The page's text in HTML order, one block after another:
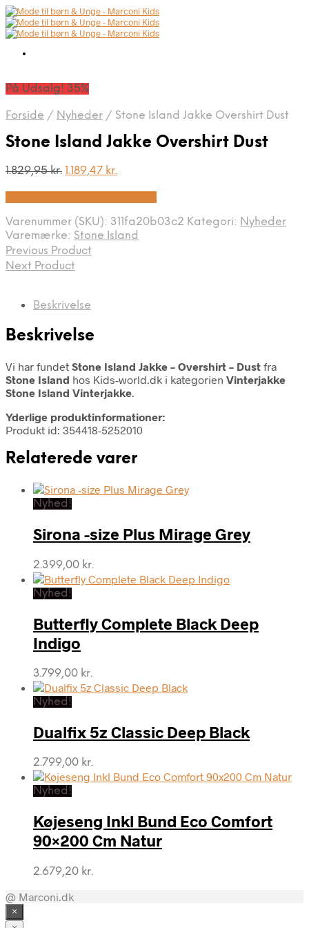
På Udsalg! 35%
Forside / Nyheder / Stone Island Jakke Overshirt Dust
Stone Island Jakke Overshirt Dust
1.829,95kr. Den
1.829,95 kr..
1.189,47 kr.Den
1.189,47 kr..
Varenummer (SKU): 311fa20b03c2 Kategori: Nyheder
Varemærke: Stone Island
Previous Product
Next Product
Beskrivelse
Beskrivelse
Vi har fundet Stone Island Jakke – Overshirt – Dust fra
Stone Island hos Kids-world.dk i kategorien Vinterjakke
Stone Island Vinterjakke.
Yderlige produktinformationer:
Produkt id: 354418-5252010
Relaterede varer
Nyhed!
Sirona -size Plus Mirage Grey
2.399,00 kr.
Nyhed!
Butterfly Complete Black Deep
Indigo
3.799,00 kr.
Nyhed!
Dualfix 5z Classic Deep Black
2.799,00 kr.
Nyhed!
Køjeseng Inkl Bund Eco Comfort
90×200 Cm Natur
2.679,20 kr.
@ Marconi.dk
×